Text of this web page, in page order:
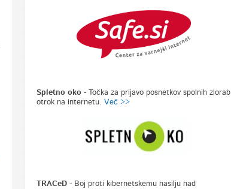
Spletno oko -
Točka za prijavo posnetkov spolnih zlorab
otrok na internetu.Več >>
TRACeD - Boj proti kibernetskemu nasilju nad